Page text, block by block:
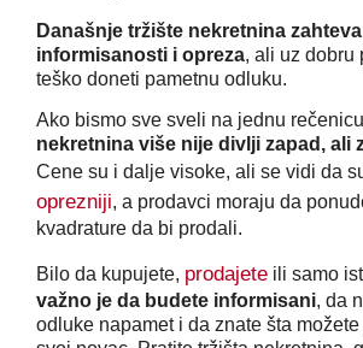
Današnje tržište nekretnina
informisanosti i opreza, ali uz dobru
teško doneti pametnu odluku.
Ako bismo sve sveli na jednu
nekretnina više nije divlji zapad, ali
Cene su i dalje visoke, ali se vidi da
oprezniji, a prodavci moraju da
kvadrature da bi prodali.
Bilo da kupujete, prodajete ili samo
važno je da budete informisani, da
odluke napamet i da znate šta